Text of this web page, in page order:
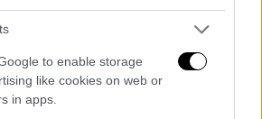
to enable storage
like cookies on web or
in apps.